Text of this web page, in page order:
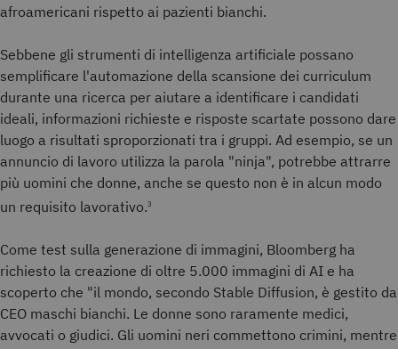
afroamericani rispetto ai pazienti bianchi.
Sebbene gli strumenti di intelligenza artificiale possano
semplificare l'automazione della scansione dei curriculum
durante una ricerca per aiutare a identificare i candidati
ideali, informazioni richieste e risposte scartate possono dare
luogo a risultati sproporzionati tra i gruppi. Ad esempio, se un
annuncio di lavoro utilizza la parola "ninja", potrebbe attrarre
più uomini che donne, anche se questo non è in alcun modo
un requisito lavorativo. 3
Come test sulla generazione di immagini, Bloomberg ha
richiesto la creazione di oltre 5.000 immagini di AI e ha
scoperto che "il mondo, secondo Stable Diffusion, è gestito da
CEO maschi bianchi. Le donne sono raramente medici,
avvocati o giudici. Gli uomini neri commettono crimini, mentre